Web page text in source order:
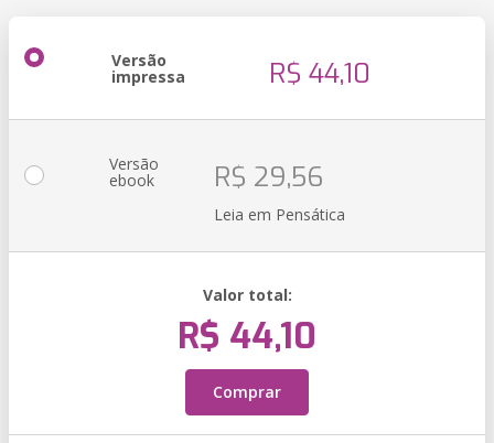
Versão
impressa R$ 44,10
Versão
ebook R$ 29,56
Leia em Pensática
Valor total:
R$ 44,10
Comprar